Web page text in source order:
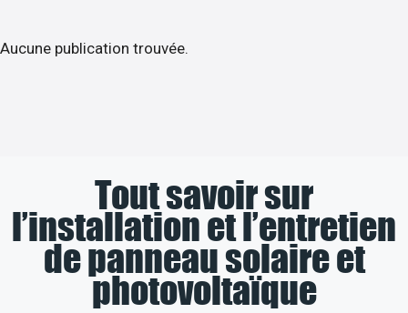
Aucune publication trouvée.
Tout savoir sur
l’installation et l’entretien
de panneau solaire et
photovoltaïque